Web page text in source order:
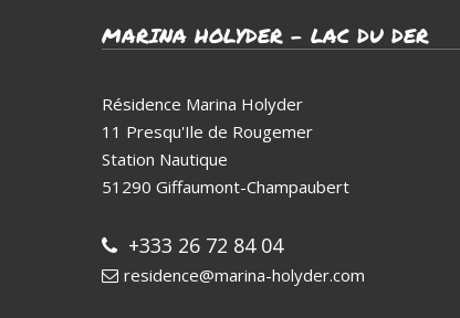
MARINA HOLYDER – LAC DU DER
Résidence Marina Holyder
11 Presqu'Ile de Rougemer
Station Nautique
51290 Giffaumont-Champaubert
+333 26 72 84 04
residence@marina-holyder.com